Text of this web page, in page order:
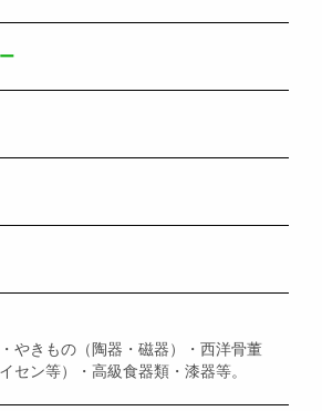
やきもの（陶器・磁器）・西洋骨董
セン等）・高級食器類・漆器等。